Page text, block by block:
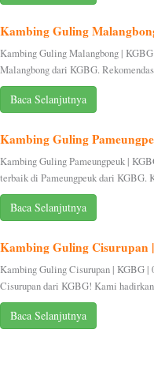
Kambing Guling
Kambing Guling Malangbong |
Malangbong dari KGBG.
Baca Selanjutnya
Kambing Guling
Kambing Guling Pameungpeuk |
terbaik di Pameungpeuk dari
Baca Selanjutnya
Kambing Guling Cisurupan
Kambing Guling Cisurupan | KGBG
Cisurupan dari KGBG! Kami
Baca Selanjutnya